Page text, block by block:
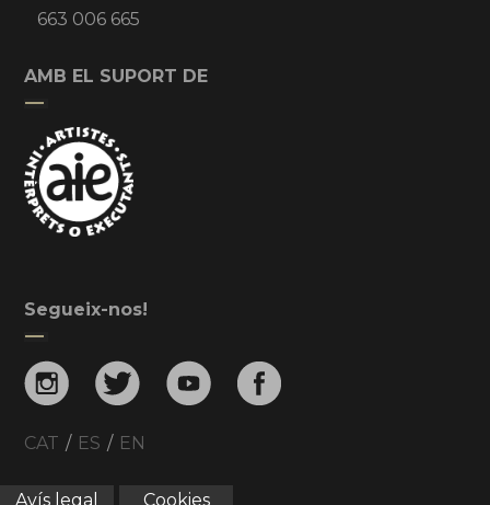
663 006 665
AMB EL SUPORT DE
Segueix-nos!
CAT / ES / EN
Avís legal Cookies